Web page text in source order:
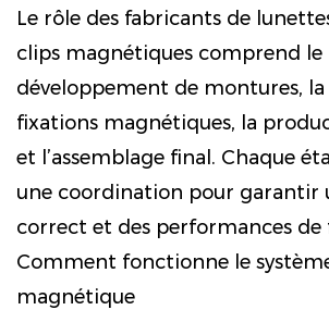
Le rôle des fabricants de
clips magnétiques comprend le
développement de montures,
fixations magnétiques, la
et l’assemblage final. Chaque
une coordination pour garantir
correct et des performances de
Comment fonctionne le
magnétique